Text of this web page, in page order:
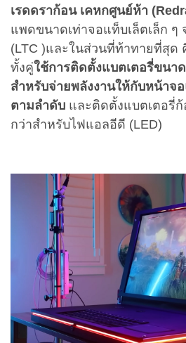
เรดดราก้อน เคหกศูนย์ห้า
แพดขนาดเท่าจอแท็บเล็ตเล็ก
(LTC )และในส่วนที่ท้าทายที่สุด
ทั้งคู่ใช้การติดตั้งแบตเตอรี่ขนา
สำหรับจ่ายพลังงานให้กับหน้าจ
ตามลำดับ และติดตั้งแบตเตอรี่
กว่าสำหรับไฟแอลอีดี (LED)